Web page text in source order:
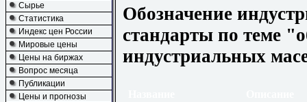
Сырье
Статистика
Индекс цен России
Мировые цены
Цены на биржах
Вопрос месяца
Публикации
Цены и прогнозы
Обозначение
стандарты по теме
индустриальных